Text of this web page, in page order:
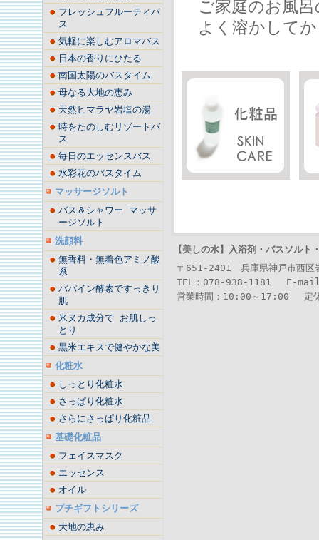
フレッシュフルーティバ
ス
気軽に楽しむアロマバス
日本の香りにひたる
南国太陽のバスタイム
母なる大地の恵み
天然ヒマラヤ岩塩の湯
時をたのしむリゾートバ
ス
毎日のエッセンスバス
水彩花のバスタイム
マッサージソルト
バス＆シャワー マッサ
ージソルト
洗顔料
無香料・無着色アミノ酸
系
パパイン酵素ですっきり
肌
米ヌカ成分で お肌しっ
とり
黒米エキスで健やかな美
化粧水
しっとり化粧水
さっぱり化粧水
さらにさっぱり化粧品
基礎化粧品
フェイスマスク
エッセンス
オイル
プチギフトシリーズ
大地の恵み
ご家庭のお風呂
よく溶かしてか
【美しの水】 入浴剤・バスソルト
〒651-2401 兵庫県神戸市西区
TEL：078-938-1181 E-
営業時間：10:00～17:00 定休